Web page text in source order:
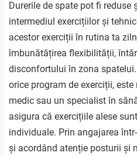
Durerile de spate pot fi reduse
intermediul exercițiilor și
acestor exerciții în rutina ta
îmbunătățirea flexibilității,
disconfortului în zona
orice program de exerciții,
medic sau un specialist în
asigura că exercițiile alese
individuale. Prin angajarea
și acordând atenție posturii și